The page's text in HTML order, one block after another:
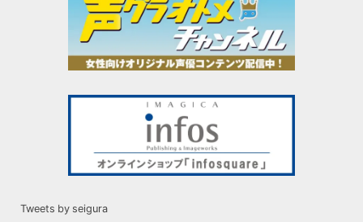
Tweets by seigura